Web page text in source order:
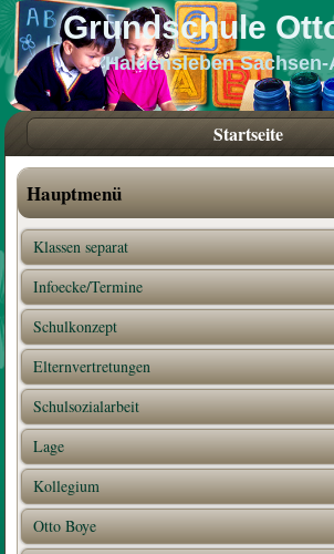
Grundschule
Haldensleben
Startseite
Hauptmenü
Klassen separat
Infoecke/Termine
Schulkonzept
Elternvertretungen
Schulsozialarbeit
Lage
Kollegium
Otto Boye